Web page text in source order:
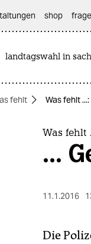
shop
landtagswahl in
fehlt Was fehlt
Was fehlt
...
11.1.2016
Die